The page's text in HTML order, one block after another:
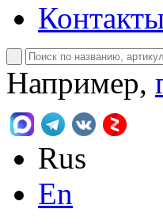
Например,
Rus
En